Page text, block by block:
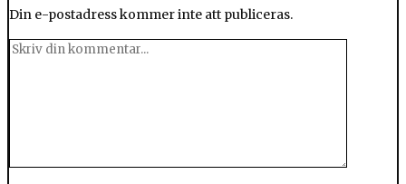
Din e-postadress kommer inte att publiceras.